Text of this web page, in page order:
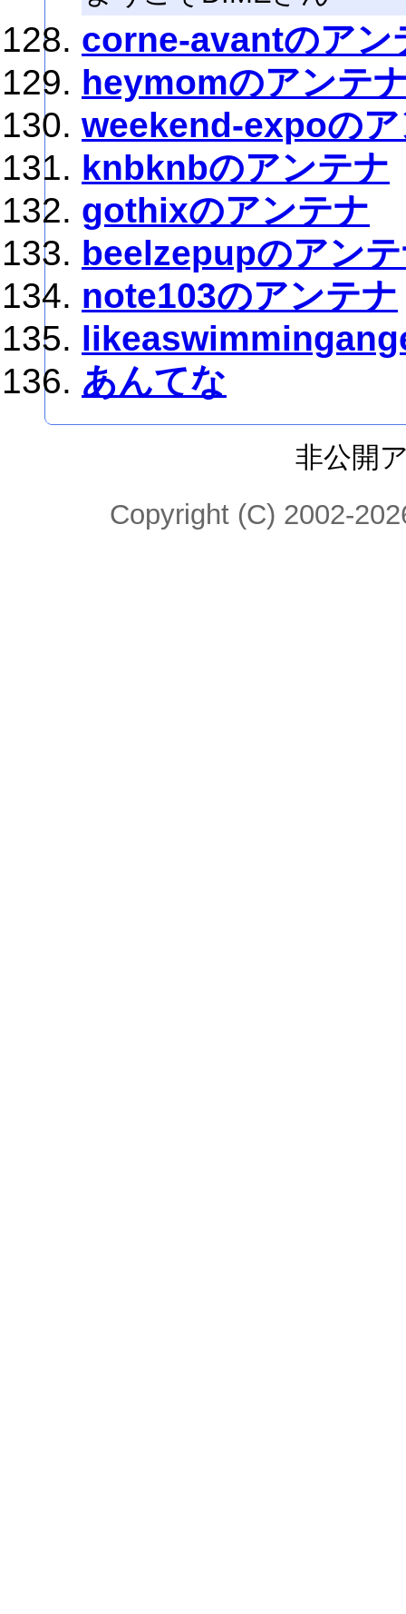
corne-avantのアン
heymomのアンテ
weekend-expoの
knbknbのアンテナ
gothixのアンテナ
beelzepupのアン
note103のアンテナ
あんてな
非公開
Copyright (C) 2002-